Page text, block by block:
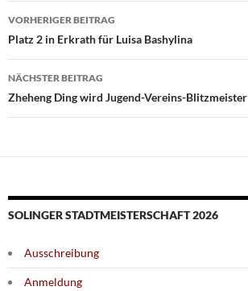
Beitragsnavigation
VORHERIGER BEITRAG
Platz 2 in Erkrath für Luisa Bashylina
NÄCHSTER BEITRAG
Zheheng Ding wird Jugend-Vereins-Blitzmeister
SOLINGER STADTMEISTERSCHAFT 2026
Ausschreibung
Anmeldung